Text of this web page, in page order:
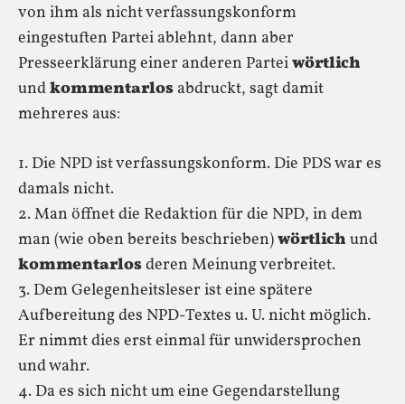
von ihm als nicht verfassungskonform
eingestuften Partei ablehnt, dann aber
Presseerklärung einer anderen Parteiwörtlich
undkommentarlos abdruckt, sagt damit
mehreres aus:
1. Die NPD ist verfassungskonform. Die PDS war es
damals nicht.
2. Man öffnet die Redaktion für die NPD, in dem
man (wie oben bereits beschrieben)wörtlich und
kommentarlosderen Meinung verbreitet.
3. Dem Gelegenheitsleser ist eine spätere
Aufbereitung des NPD-Textes u. U. nicht möglich.
Er nimmt dies erst einmal für unwidersprochen
und wahr.
4. Da es sich nicht um eine Gegendarstellung